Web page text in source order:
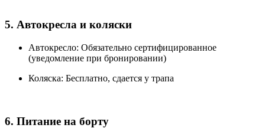
5. Автокресла и коляски
Автокресло: Обязательно сертифицированное
(уведомление при бронировании)
Коляска: Бесплатно, сдается у трапа
6. Питание на борту